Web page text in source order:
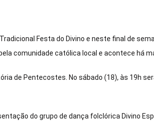
Festa do Divino e neste final de
comunidade católica local e acontece há
de Pentecostes. No sábado (18), às 19h
do grupo de dança folclórica Divino